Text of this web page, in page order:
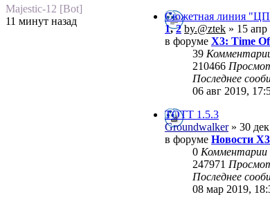
Majestic-12 [Bot]
11 минут назад
Сюжетная линия
1,2 by.@ztek » 15
в форуме X3: Time
39
210466
Последнее
06 авг 2019,
ТОТТ 1.5.3
Groundwalker» 30
в форуме Новости
0 Комментарии
247971
Последнее
08 мар 2019,